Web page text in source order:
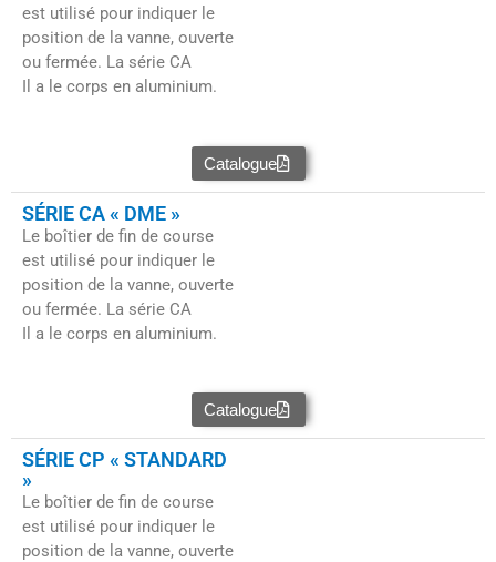
est utilisé pour indiquer le
position de la vanne, ouverte
ou fermée. La série CA
Il a le corps en aluminium.
Catalogue
SÉRIE CA « DME »
Le boîtier de fin de course
est utilisé pour indiquer le
position de la vanne, ouverte
ou fermée. La série CA
Il a le corps en aluminium.
Catalogue
SÉRIE CP « STANDARD
»
Le boîtier de fin de course
est utilisé pour indiquer le
position de la vanne, ouverte